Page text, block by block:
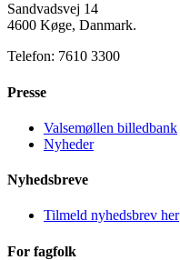
Sandvadsvej 14
4600 Køge, Danmark.
Telefon: 7610 3300
Presse
Valsemøllen billedbank
Nyheder
Nyhedsbreve
Tilmeld nyhedsbrev her
For fagfolk